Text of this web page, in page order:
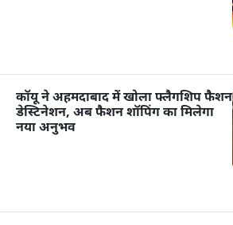
कॉयू ने अहमदाबाद में खोला फ्लैगशिप फैशन
डेस्टिनेशन, अब फैशन शॉपिंग का मिलेगा
नया अनुभव